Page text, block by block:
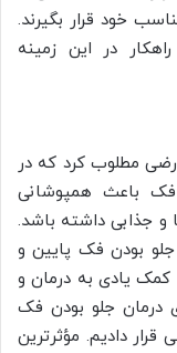
خود قرار بگیرند.
در این زمینه
مطلوب کرد که در
فک باعث همپوشانی
و جذابی داشته باشد.
بودن فک پایین و
کمک یادی به درمان و
درمان جلو بودن فک
قرار دادیم. مؤثرترین